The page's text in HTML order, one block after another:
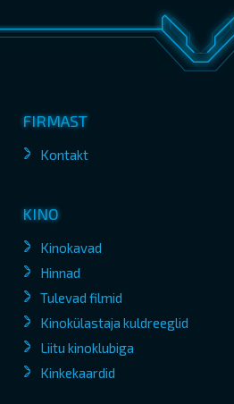
FIRMAST
Kontakt
KINO
Kinokavad
Hinnad
Tulevad filmid
Kinokülastaja kuldreeglid
Liitu kinoklubiga
Kinkekaardid